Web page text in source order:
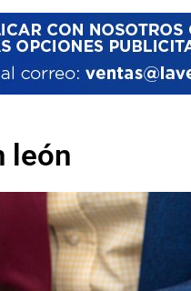
león